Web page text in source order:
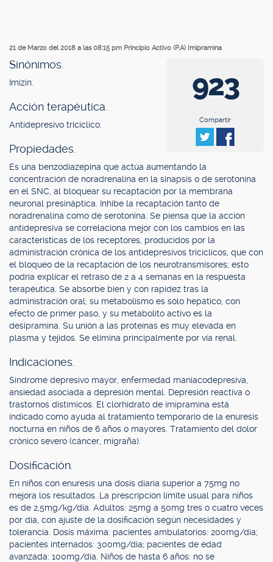
21 de Marzo del 2018 a las 08:15 pm Principio Activo (P.A) Imipramina
923
.
Compartir
Sinónimos.
Imizin.
Acción terapéutica.
Antidepresivo tricíclico.
Propiedades.
Es una benzodiazepina que actúa aumentando la
concentración de noradrenalina en la sinapsis o de serotonina
en el SNC, al bloquear su recaptación por la membrana
neuronal presináptica. Inhibe la recaptación tanto de
noradrenalina como de serotonina. Se piensa que la acción
antidepresiva se correlaciona mejor con los cambios en las
características de los receptores, producidos por la
administración crónica de los antidepresivos tricíclicos, que con
el bloqueo de la recaptación de los neurotransmisores; esto
podría explicar el retraso de 2 a 4 semanas en la respuesta
terapéutica. Se absorbe bien y con rapidez tras la
administración oral; su metabolismo es sólo hepático, con
efecto de primer paso, y su metabolito activo es la
desipramina. Su unión a las proteínas es muy elevada en
plasma y tejidos. Se elimina principalmente por vía renal.
Indicaciones.
Síndrome depresivo mayor, enfermedad maniacodepresiva,
ansiedad asociada a depresión mental. Depresión reactiva o
trastornos distímicos. El clorhidrato de imipramina está
indicado como ayuda al tratamiento temporario de la enuresis
nocturna en niños de 6 años o mayores. Tratamiento del dolor
crónico severo (cáncer, migraña).
Dosificación.
En niños con enuresis una dosis diaria superior a 75mg no
mejora los resultados. La prescripción límite usual para niños
es de 2,5mg/kg/día. Adultos: 25mg a 50mg tres o cuatro veces
por día, con ajuste de la dosificación según necesidades y
tolerancia. Dosis máxima: pacientes ambulatorios: 200mg/día;
pacientes internados: 300mg/día; pacientes de edad
avanzada: 100mg/día. Niños de hasta 6 años: no se